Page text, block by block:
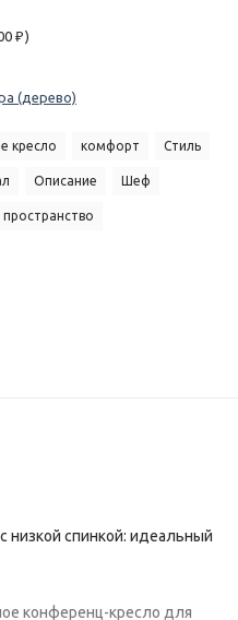
₽ )
(дерево)
кресло комфорт Стиль
Описание Шеф
низкой спинкой: идеальный
конференц-кресло для